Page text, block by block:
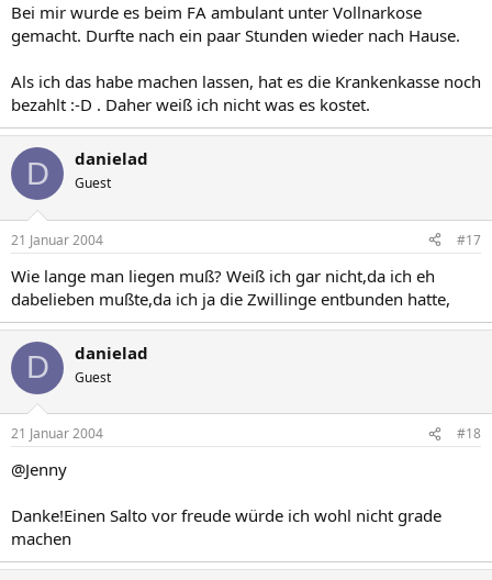
Bei mir wurde es beim FA ambulant unter Vollnarkose
gemacht. Durfte nach ein paar Stunden wieder nach Hause.
Als ich das habe machen lassen, hat es die Krankenkasse noch
bezahlt :-D . Daher weiß ich nicht was es kostet.
D danielad
Guest
21 Januar 2004 #17
Wie lange man liegen muß? Weiß ich gar nicht,da ich eh
dabelieben mußte,da ich ja die Zwillinge entbunden hatte,
D danielad
Guest
21 Januar 2004 #18
@Jenny
Danke!Einen Salto vor freude würde ich wohl nicht grade
machen